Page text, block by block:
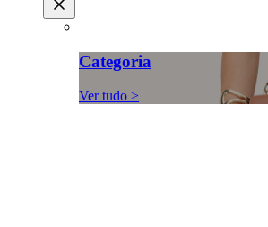
Categoria
Ver tudo >